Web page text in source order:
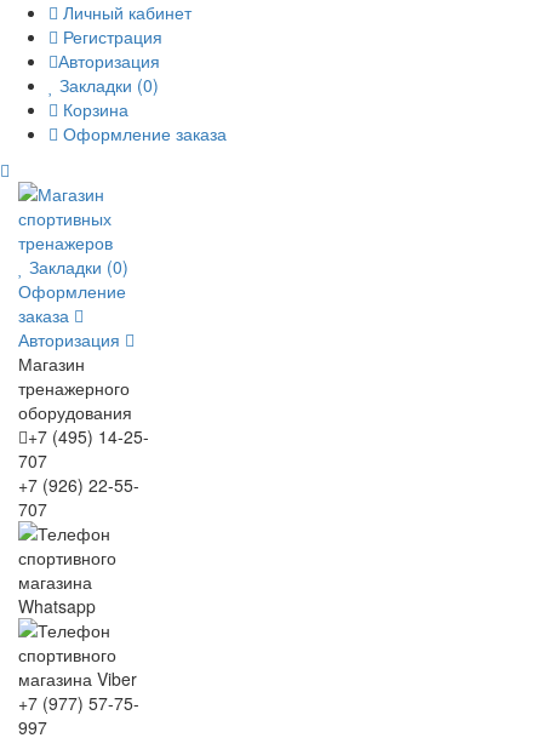
Личный кабинет
Регистрация
Авторизация
Закладки (0)
Корзина
Оформление заказа
Закладки (0)
Оформление
заказа
Авторизация
Магазин
тренажерного
оборудования
+7 (495) 14-25-
707
+7 (926) 22-55-
707
+7 (977) 57-75-
997